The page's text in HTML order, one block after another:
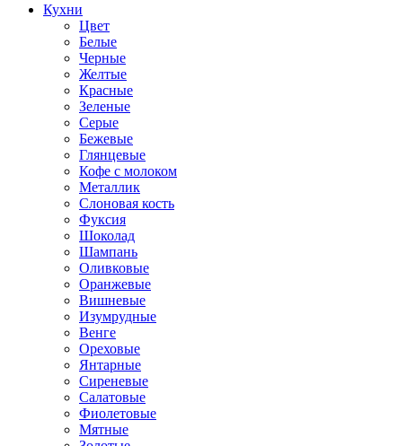
Кухни
Цвет
Белые
Черные
Желтые
Красные
Зеленые
Серые
Бежевые
Глянцевые
Кофе с молоком
Металлик
Слоновая кость
Фуксия
Шоколад
Шампань
Оливковые
Оранжевые
Вишневые
Изумрудные
Венге
Ореховые
Янтарные
Сиреневые
Салатовые
Фиолетовые
Мятные